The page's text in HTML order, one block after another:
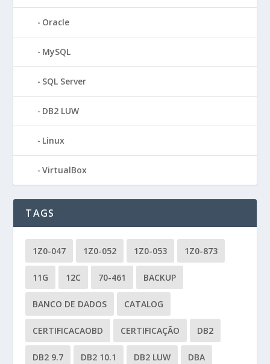
Oracle
MySQL
SQL Server
DB2 LUW
Linux
VirtualBox
TAGS
1Z0-047 1Z0-052 1Z0-053 1Z0-873
11G 12C 70-461 BACKUP
BANCO DE DADOS CATALOG
CERTIFICACAOBD CERTIFICAÇÃO DB2
DB2 9.7 DB2 10.1 DB2 LUW DBA